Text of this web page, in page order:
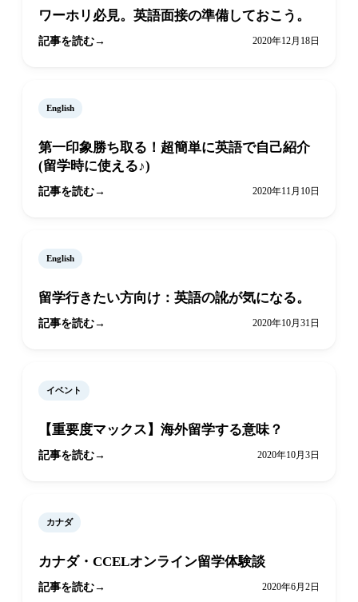
ワーホリ必見。英語面接の準備しておこう。
記事を読む 2020年12月18日
English
第一印象勝ち取る！超簡単に英語で自己紹介
(留学時に使える♪)
記事を読む 2020年11月10日
English
留学行きたい方向け：英語の訛が気になる。
記事を読む 2020年10月31日
イベント
【重要度マックス】海外留学する意味？
記事を読む 2020年10月3日
カナダ
カナダ・CCELオンライン留学体験談
記事を読む 2020年6月2日